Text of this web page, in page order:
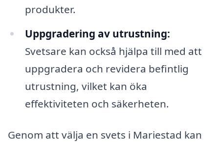
produkter.
Uppgradering av utrustning:
Svetsare kan också hjälpa till med att
uppgradera och revidera befintlig
utrustning, vilket kan öka
effektiviteten och säkerheten.
Genom att välja en svets i Mariestad kan